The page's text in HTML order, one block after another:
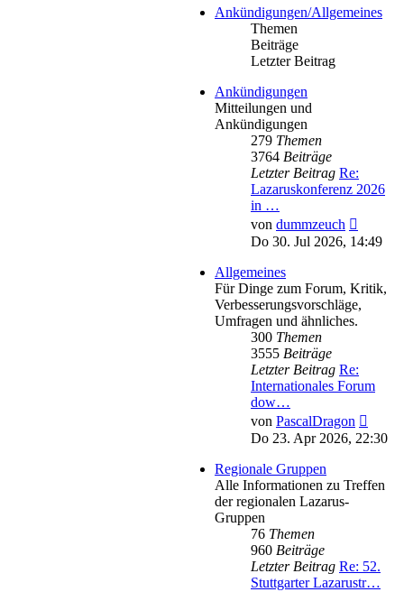
Ankündigungen/Allgemeines
Themen
Beiträge
Letzter Beitrag
Ankündigungen
Mitteilungen und
Ankündigungen
279 Themen
3764 Beiträge
Letzter Beitrag Re:
Lazaruskonferenz 2026
in …
von dummzeuch
Beitrag
Do 30. Jul 2026, 14:49
Allgemeines
Für Dinge zum Forum, Kritik,
Verbesserungsvorschläge,
Umfragen und ähnliches.
300 Themen
3555 Beiträge
Letzter Beitrag Re:
Internationales Forum
dow…
von PascalDragon
Do 23. Apr 2026, 22:30
Regionale Gruppen
Alle Informationen zu Treffen
der regionalen Lazarus-
Gruppen
76 Themen
960 Beiträge
Letzter Beitrag Re: 52.
Stuttgarter Lazarustr…